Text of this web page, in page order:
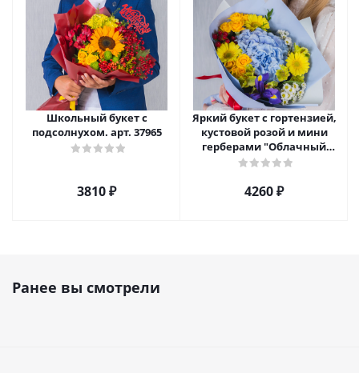
Школьный букет с
подсолнухом. арт. 37965
3810 ₽
Яркий букет с гортензией,
кустовой розой и мини
герберами "Облачный
атлас" арт. 38167
4260 ₽
Ранее вы смотрели